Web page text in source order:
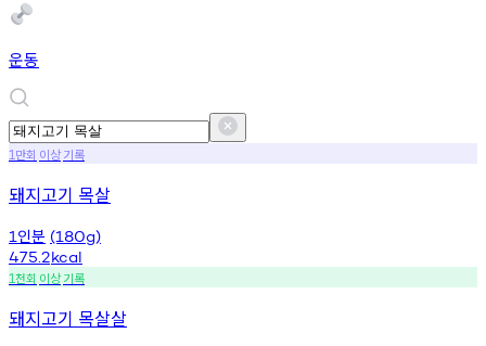
운동
1 만회 이상기록
돼지고기 목살
1 인분 (180g)
475.2kcal
1천회 이상기록
돼지고기 목살살